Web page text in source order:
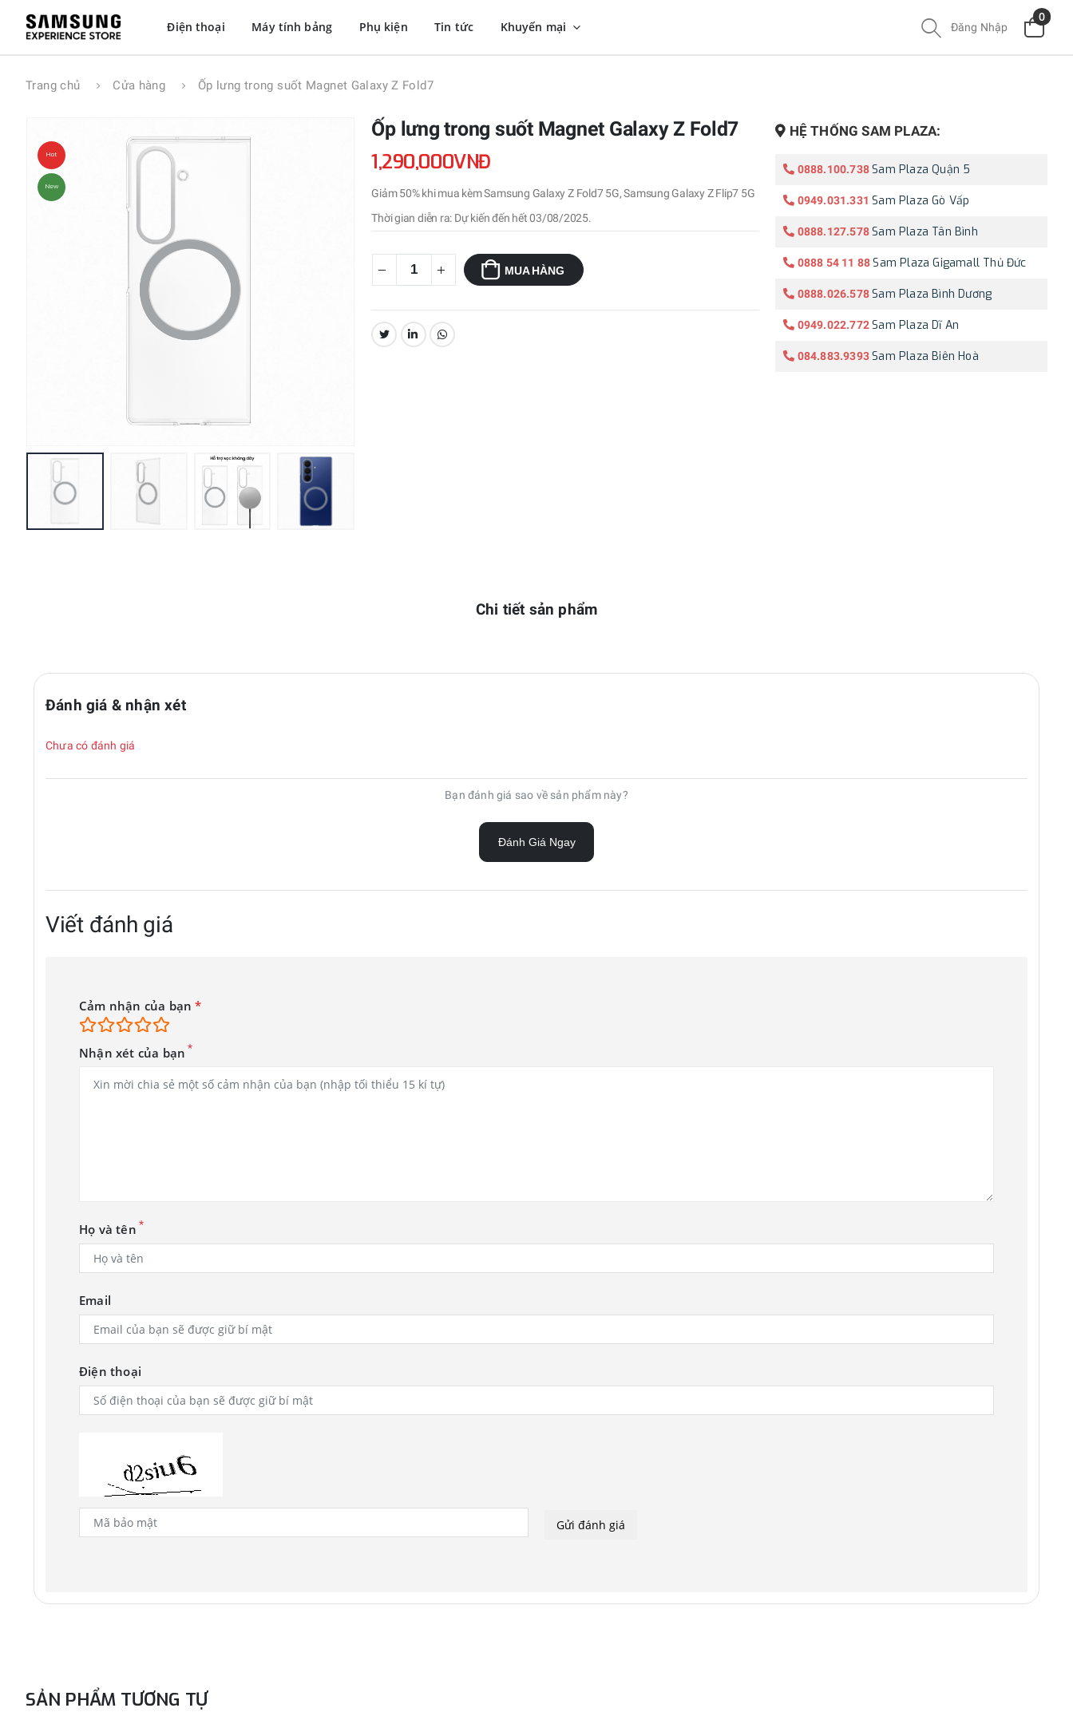
Điện thoại Máy tính bảng Phụ kiện Tin tức Khuyến mại Đăng Nhập
0
Trang chủ Cửa hàng Ốp lưng trong suốt Magnet Galaxy Z Fold7
Hot
New
Ốp lưng trong suốt Magnet Galaxy Z Fold7
1,290,000VNĐ
Giảm 50% khi mua kèm Samsung Galaxy Z Fold7 5G, Samsung Galaxy Z Flip7 5G
Thời gian diễn ra: Dự kiến đến hết 03/08/2025.
MUA HÀNG
CHIA SẺ:
HỆ THỐNG SAM PLAZA:
0888.100.738 Sam Plaza Quận 5
0949.031.331 Sam Plaza Gò Vấp
0888.127.578 Sam Plaza Tân Bình
0888 54 11 88 Sam Plaza Gigamall Thủ Đức
0888.026.578 Sam Plaza Bình Dương
0949.022.772 Sam Plaza Dĩ An
084.883.9393 Sam Plaza Biên Hoà
Chi tiết sản phẩm
Đánh giá & nhận xét
Chưa có đánh giá
Bạn đánh giá sao về sản phẩm này?
Đánh Giá Ngay
Viết đánh giá
Cảm nhận của bạn*
Nhận xét của bạn *
Họ và tên *
Email
Điện thoại
SẢN PHẨM TƯƠNG TỰ